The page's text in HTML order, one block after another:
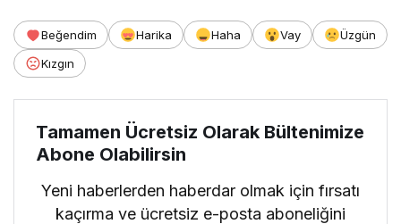
Beğendim Harika Haha Vay
Üzgün
Kızgın
Tamamen Ücretsiz Olarak Bültenimize
Abone Olabilirsin
Yeni haberlerden haberdar olmak için fırsatı
kaçırma ve ücretsiz e-posta aboneliğini